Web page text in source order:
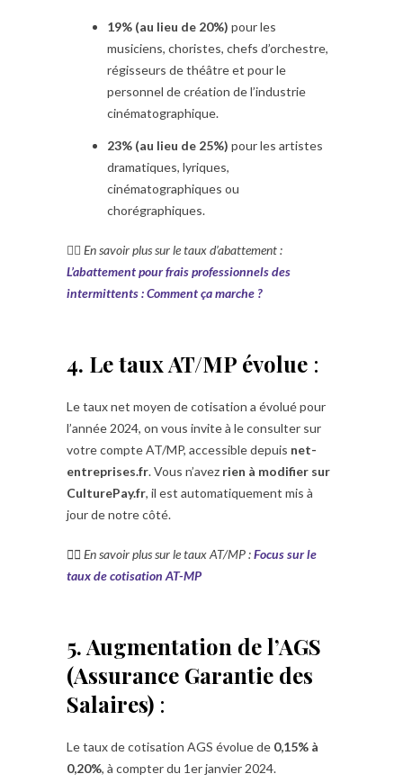
19% (au lieu de 20%) pour les
musiciens, choristes, chefs d’orchestre,
régisseurs de théâtre et pour le
personnel de création de l’industrie
cinématographique.
23% (au lieu de 25%) pour les artistes
dramatiques, lyriques,
cinématographiques ou
chorégraphiques.
👉🏼 En savoir plus sur le taux d’abattement :
L’abattement pour frais professionnels des
intermittents : Comment ça marche ?
4. Le taux AT/MP évolue :
Le taux net moyen de cotisation a évolué pour
l’année 2024, on vous invite à le consulter sur
votre compte AT/MP, accessible depuis net-
entreprises.fr. Vous n’avez rien à modifier sur
CulturePay.fr, il est automatiquement mis à
jour de notre côté.
👉🏼 En savoir plus sur le taux AT/MP :Focus sur le
taux de cotisation AT-MP
5. Augmentation de l’AGS
(Assurance Garantie des
Salaires) :
Le taux de cotisation AGS évolue de 0,15% à
0,20%, à compter du 1er janvier 2024.